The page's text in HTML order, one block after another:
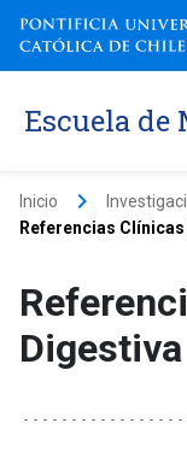
Escuela de
Inicio keyboard_arrow_right
Referencias